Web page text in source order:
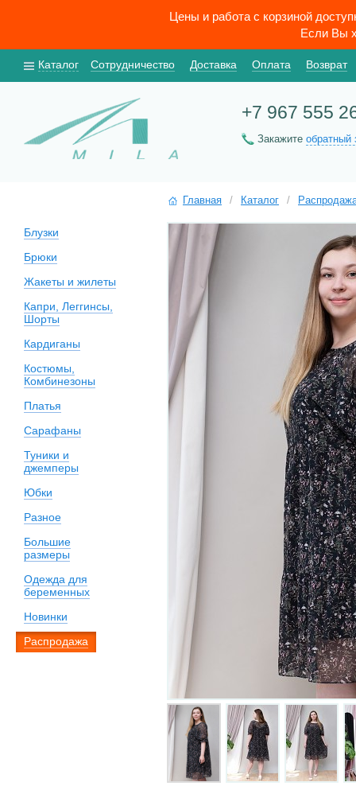
Цены и работа с корзиной
Если Вы
Каталог Сотрудничество Доставка Оплата Возврат
+7 967 555
Закажите обратный
Блузки
Брюки
Жакеты и жилеты
Капри, Леггинсы,
Шорты
Кардиганы
Костюмы,
Комбинезоны
Платья
Сарафаны
Туники и
джемперы
Юбки
Разное
Большие
размеры
Одежда для
беременных
Новинки
Распродажа
Главная / Каталог /